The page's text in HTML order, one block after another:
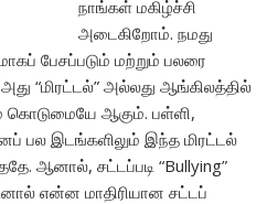
நாங்கள் மகிழ்ச்சி
அடைகிறோம். நமது
பேசப்படும் மற்றும் பலரை
“மிரட்டல்” அல்லது ஆங்கிலத்தில்
கொடுமையே ஆகும். பள்ளி,
பல இடங்களிலும் இந்த மிரட்டல்
ஆனால், சட்டப்படி “Bullying”
என்ன மாதிரியான சட்டப்